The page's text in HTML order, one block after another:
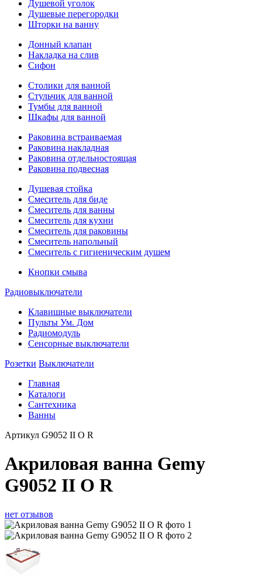
Душевой уголок
Душевые перегородки
Шторки на ванну
Донный клапан
Накладка на слив
Сифон
Столики для ванной
Стульчик для ванной
Тумбы для ванной
Шкафы для ванной
Раковина встраиваемая
Раковина накладная
Раковина отдельностоящая
Раковина подвесная
Душевая стойка
Смеситель для биде
Смеситель для ванны
Смеситель для кухни
Смеситель для раковины
Смеситель напольный
Смеситель с гигиеническим душем
Кнопки смыва
Радиовыключатели
Клавишные выключатели
Пульты Ум. Дом
Радиомодуль
Сенсорные выключатели
Розетки Выключатели
Главная
Каталоги
Сантехника
Ванны
Артикул G9052 II O R
Акриловая ванна Gemy
G9052 II O R
нет отзывов